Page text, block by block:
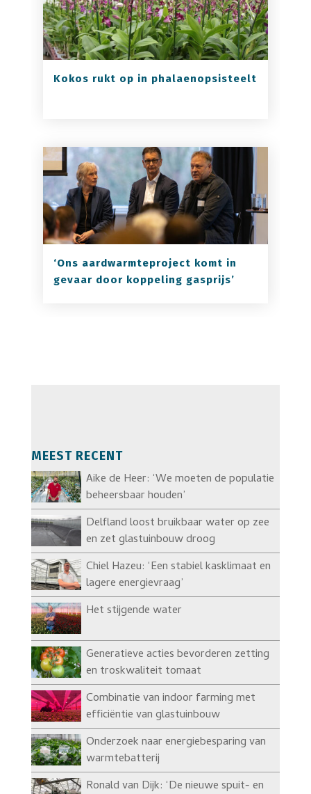
Kokos rukt op in phalaenopsisteelt
‘Ons aardwarmteproject komt in
gevaar door koppeling gasprijs’
MEEST RECENT
Aike de Heer: ‘We moeten de populatie
beheersbaar houden’
Delfland loost bruikbaar water op zee
en zet glastuinbouw droog
Chiel Hazeu: ‘Een stabiel kasklimaat en
lagere energievraag’
Het stijgende water
Generatieve acties bevorderen zetting
en troskwaliteit tomaat
Combinatie van indoor farming met
efficiëntie van glastuinbouw
Onderzoek naar energiebesparing van
warmtebatterij
Ronald van Dijk: ‘De nieuwe spuit- en